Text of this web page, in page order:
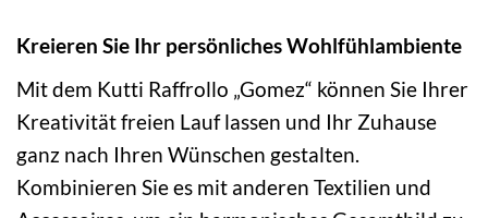
Kreieren Sie Ihr persönliches Wohlfühlambiente
Mit dem Kutti Raffrollo „Gomez“ können Sie Ihrer
Kreativität freien Lauf lassen und Ihr Zuhause
ganz nach Ihren Wünschen gestalten.
Kombinieren Sie es mit anderen Textilien und